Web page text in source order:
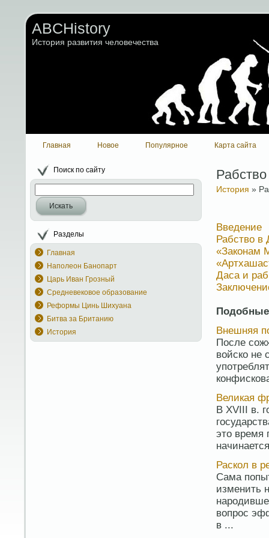
ABCHistory
История развития человечества
Главная Новое Популярное Карта сайта
Поиск по сайту
Искать
Разделы
Главная
Наполеон Банопарт
Царь Иван Грозный
Средневековое образование
Реформы Цинь Шихуана
Битва за Британию
История
История »
Введение
Рабство
«Законам
Даса и раб
Внешняя
После
войско не
Великая
В XVIII в.
это время
Раскол в
Сама
изменить
вопрос
в ...